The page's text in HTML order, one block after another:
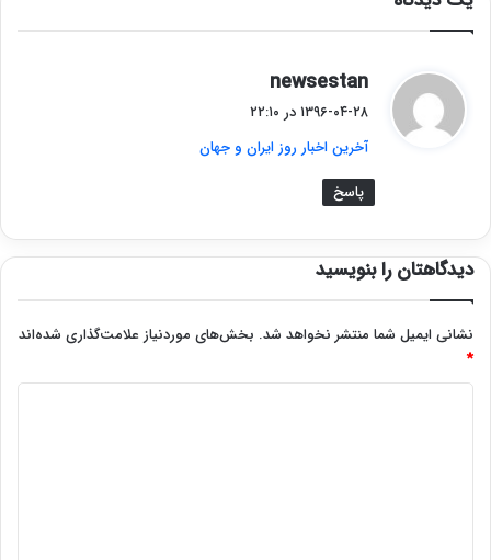
newsestan
ف
:
۱۳۹۶-۰۴-۲۸ در ۲۲:۱۰
آخرین اخبار روز ایران و جهان
پاسخ
دیدگاهتان را بنویسید
نشانی ایمیل شما منتشر نخواهد شد. بخش‌های موردنیاز علامت‌گذاری شده‌اند
*